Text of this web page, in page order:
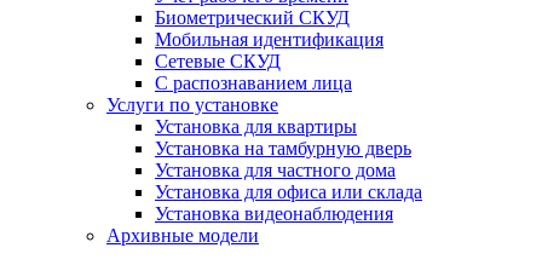
Биометрический СКУД
Мобильная идентификация
Сетевые СКУД
С распознаванием лица
Услуги по установке
Установка для квартиры
Установка на тамбурную дверь
Установка для частного дома
Установка для офиса или склада
Установка видеонаблюдения
Архивные модели